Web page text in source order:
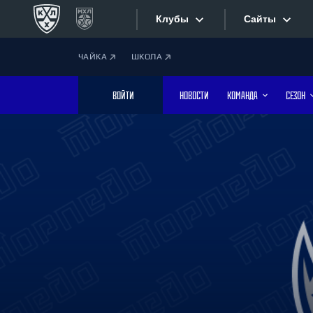
Клубы
Дивизион Боброва
Лада
Сайты
Фотобанк
ЧАЙКА ШКОЛА
ВОЙТИ НОВОСТИ КОМАНДА СЕЗОН